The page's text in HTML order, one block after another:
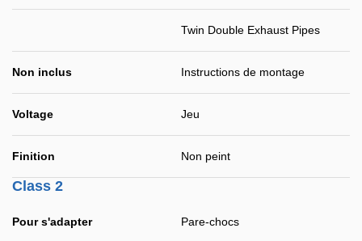
Twin Double Exhaust Pipes
Non inclus Instructions de montage
Voltage Jeu
Finition Non peint
Class 2
Pour s'adapter Pare-chocs